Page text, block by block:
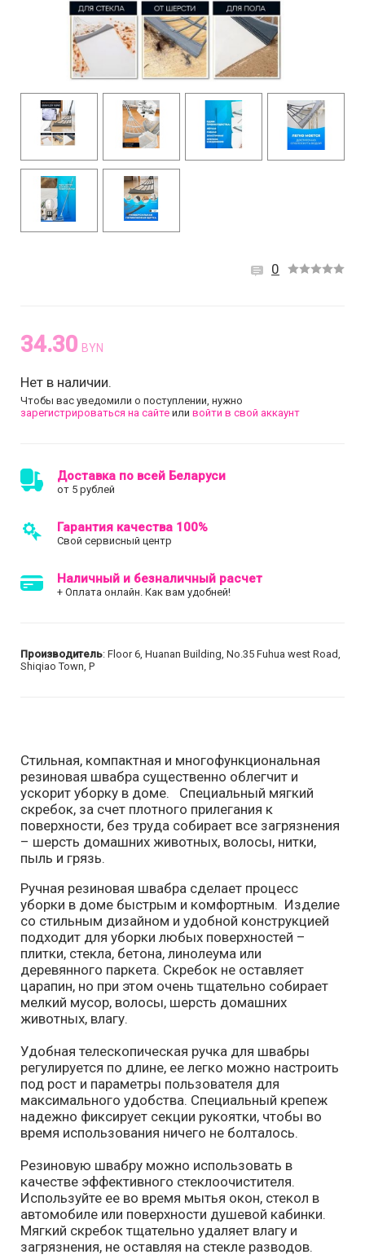
0
34.30 BYN
Нет в наличии.
Чтобы вас уведомили о поступлении, нужно
зарегистрироваться на сайте или войти в свой аккаунт
Доставка по всей Беларуси
от 5 рублей
Гарантия качества 100%
Свой сервисный центр
Наличный и безналичный расчет
+ Оплата онлайн. Как вам удобней!
Производитель: Floor 6, Huanan Building, No.35 Fuhua west Road,
Shiqiao Town, P
Стильная, компактная и многофункциональная
резиновая швабра существенно облегчит и
ускорит уборку в доме. Специальный мягкий
скребок, за счет плотного прилегания к
поверхности, без труда собирает все загрязнения
– шерсть домашних животных, волосы, нитки,
пыль и грязь.
Ручная резиновая швабра сделает процесс
уборки в доме быстрым и комфортным. Изделие
со стильным дизайном и удобной конструкцией
подходит для уборки любых поверхностей –
плитки, стекла, бетона, линолеума или
деревянного паркета. Скребок не оставляет
царапин, но при этом очень тщательно собирает
мелкий мусор, волосы, шерсть домашних
животных, влагу.
Удобная телескопическая ручка для швабры
регулируется по длине, ее легко можно настроить
под рост и параметры пользователя для
максимального удобства. Специальный крепеж
надежно фиксирует секции рукоятки, чтобы во
время использования ничего не болталось.
Резиновую швабру можно использовать в
качестве эффективного стеклоочистителя.
Используйте ее во время мытья окон, стекол в
автомобиле или поверхности душевой кабинки.
Мягкий скребок тщательно удаляет влагу и
загрязнения, не оставляя на стекле разводов.